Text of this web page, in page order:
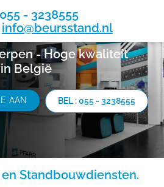
055 - 3238555
info@beursstand.nl
- Hoge kwaliteit
België
AAN BEL : 055 - 3238555
Standbouwdiensten.